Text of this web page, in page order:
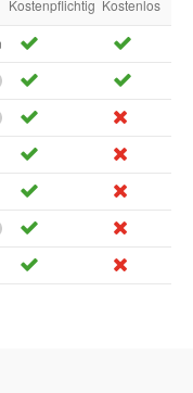
Kostenpflichtig Kostenlos